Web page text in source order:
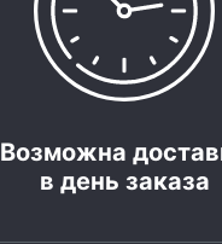
Возможна
в день заказа